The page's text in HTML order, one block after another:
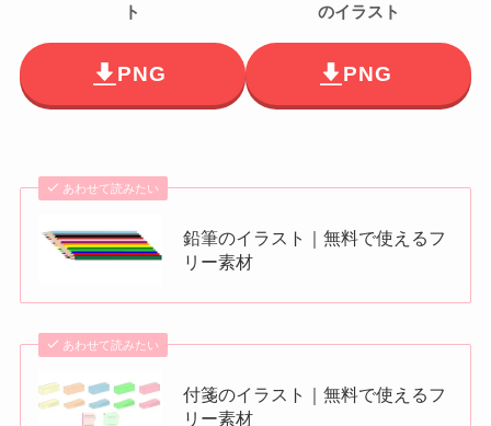
ト
PNG
のイラスト
PNG
あわせて読みたい
鉛筆のイラスト｜無料で使えるフ
リー素材
あわせて読みたい
付箋のイラスト｜無料で使えるフ
リー素材